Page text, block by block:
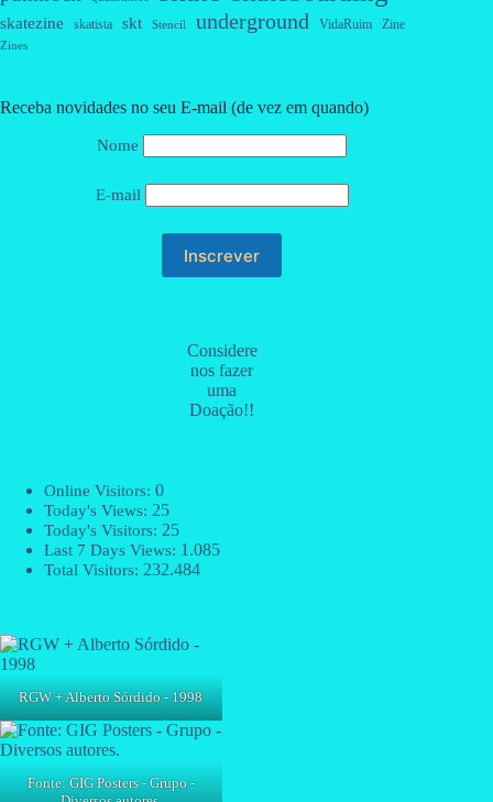
skatezine skatista skt Stencil underground VidaRuim Zine
Zines
Receba novidades no seu E-mail (de vez em quando)
Nome
E-mail
Considere
nos fazer
uma
Doação!!
Online Visitors: 0
Today's Views: 25
Today's Visitors: 25
Last 7 Days Views: 1.085
Total Visitors: 232.484
RGW + Alberto Sórdido - 1998
Fonte: GIG Posters - Grupo -